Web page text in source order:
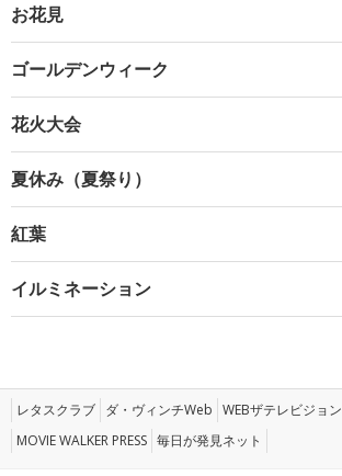
お花見
ゴールデンウィーク
花火大会
夏休み（夏祭り）
紅葉
イルミネーション
レタスクラブ ダ・ヴィンチWeb WEBザテレビジョン
MOVIE WALKER PRESS 毎日が発見ネット